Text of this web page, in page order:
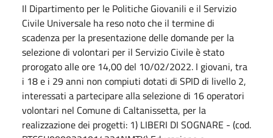
Il Dipartimento per le Politiche Giovanili e il Servizio
Civile Universale ha reso noto che il termine di
scadenza per la presentazione delle domande per la
selezione di volontari per il Servizio Civile è stato
prorogato alle ore 14,00 del 10/02/2022. I giovani, tra
i 18 e i 29 anni non compiuti dotati di SPID di livello 2,
interessati a partecipare alla selezione di 16 operatori
volontari nel Comune di Caltanissetta, per la
realizzazione dei progetti: 1) LIBERI DI SOGNARE - (cod.